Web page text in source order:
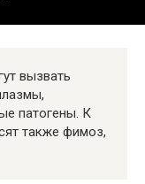
вызвать
патогены. К
также фимоз,